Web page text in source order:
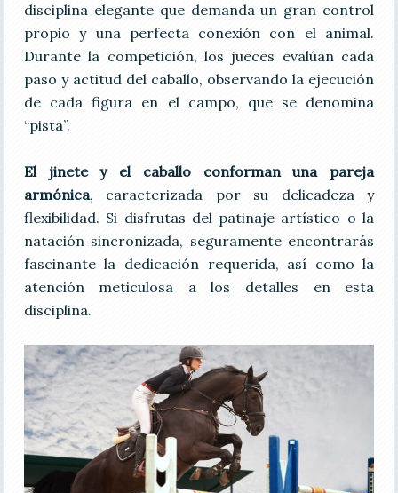
disciplina elegante que demanda un gran control
propio y una perfecta conexión con el animal.
Durante la competición, los jueces evalúan cada
paso y actitud del caballo, observando la ejecución
de cada figura en el campo, que se denomina
“pista”.
El jinete y el caballo conforman una pareja
armónica, caracterizada por su delicadeza y
flexibilidad. Si disfrutas del patinaje artístico o la
natación sincronizada, seguramente encontrarás
fascinante la dedicación requerida, así como la
atención meticulosa a los detalles en esta
disciplina.